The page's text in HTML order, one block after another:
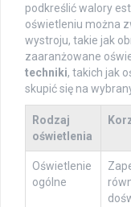
podkreślić walory
oświetleniu można
wystroju, takie jak
zaaranżowane
techniki, takich jak
skupić się na
Rodzaj
oświetlenia
Oświetlenie
ogólne